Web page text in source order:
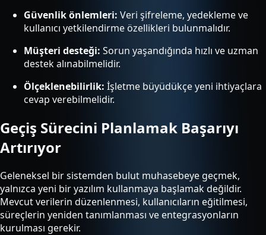
Güvenlik önlemleri: Veri şifreleme, yedekleme ve
kullanıcı yetkilendirme özellikleri bulunmalıdır.
Müşteri desteği: Sorun yaşandığında hızlı ve uzman
destek alınabilmelidir.
Ölçeklenebilirlik: İşletme büyüdükçe yeni ihtiyaçlara
cevap verebilmelidir.
Geçiş Sürecini Planlamak Başarıyı
Artırıyor
Geleneksel bir sistemden bulut muhasebeye geçmek,
yalnızca yeni bir yazılım kullanmaya başlamak değildir.
Mevcut verilerin düzenlenmesi, kullanıcıların eğitilmesi,
süreçlerin yeniden tanımlanması ve entegrasyonların
kurulması gerekir.